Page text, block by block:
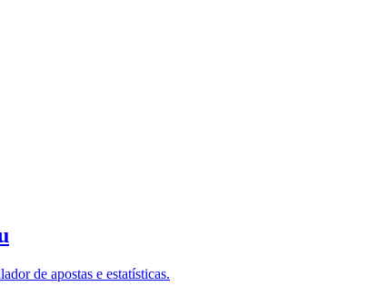
de apostas e estatísticas.